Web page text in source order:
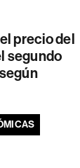
precio del
segundo